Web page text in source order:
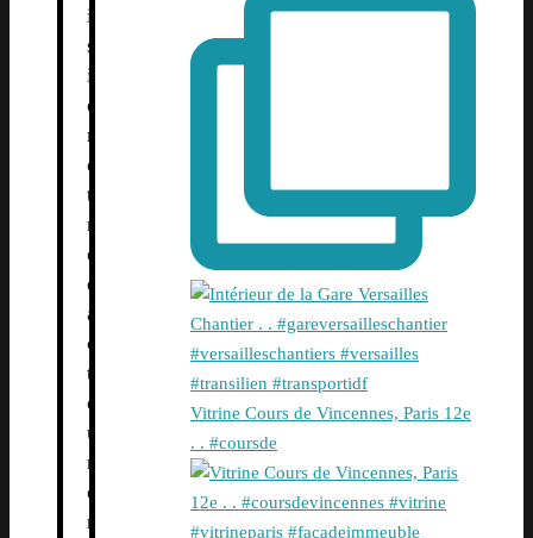
i
s
i
e
n
e
t
r
é
d
a
c
t
e
u
r
e
n
Vitrine Cours de Vincennes, Paris 12e
. . #coursde